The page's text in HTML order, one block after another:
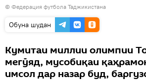
© Федерация футбола Таджикистана
Обуна шудан
Кумитаи миллии олимпии
мегӯяд, мусобиқаи
имсол дар назар буд,